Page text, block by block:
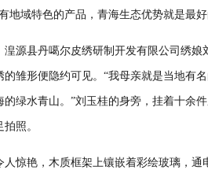
地域特色的产品，青海生态优势就是最
源县丹噶尔皮绣研制开发有限公司绣娘
雏形便隐约可见。“我母亲就是当地有
绿水青山。”刘玉桂的身旁，挂着十余
照。
艳，木质框架上镶嵌着彩绘玻璃，通